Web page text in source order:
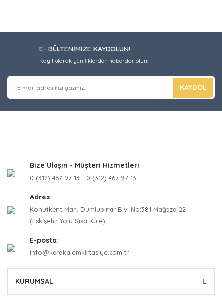
E- BÜLTENİMİZE KAYDOLUN!
Kayıt olarak yeniliklerden haberdar olun!
KAYDOL
Bize Ulaşın - Müşteri Hizmetleri
0 (312) 467 97 13 - 0 (312) 467 97 13
Adres
Konutkent Mah. Dumlupınar Blv. No:381 Mağaza 22
(Eskişehir Yolu Sisa Kule)
E-posta:
info@karakalemkirtasiye.com.tr
KURUMSAL